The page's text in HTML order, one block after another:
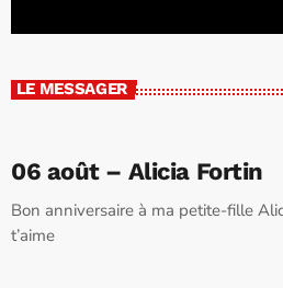
LE MESSAGER
06 août – Alicia Fortin
Bon anniversaire à ma petite-fille
t’aime